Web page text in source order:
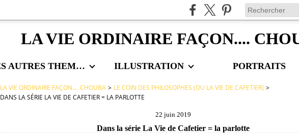
LA VIE ORDINAIRE FAÇON....
LES AUTRES THEMES ILLUSTRATION PORTRAITS
LA VIE ORDINAIRE FAÇON.... CHOUBA > LE COIN DES PHILOSOPHES (OU LA VIE DE CAFETIER) >
DANS LA SÉRIE LA VIE DE CAFETIER = LA PARLOTTE
22 juin 2019
Dans la série La Vie de Cafetier = la parlotte